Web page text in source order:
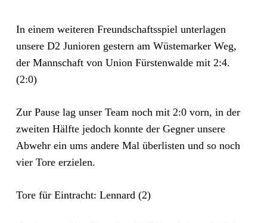
In einem weiteren Freundschaftsspiel unterlagen
unsere D2 Junioren gestern am Wüstemarker Weg,
der Mannschaft von Union Fürstenwalde mit 2:4.
(2:0)
Zur Pause lag unser Team noch mit 2:0 vorn, in der
zweiten Hälfte jedoch konnte der Gegner unsere
Abwehr ein ums andere Mal überlisten und so noch
vier Tore erzielen.
Tore für Eintracht: Lennard (2)